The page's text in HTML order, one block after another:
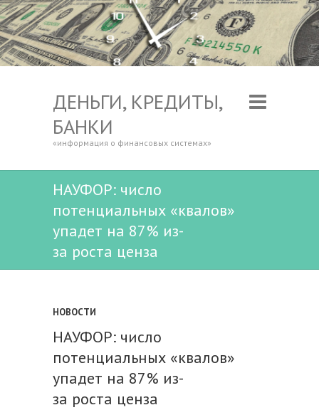
ДЕНЬГИ, КРЕДИТЫ,
БАНКИ
«информация о финансовых системах»
НАУФОР: число
потенциальных «квалов»
упадет на 87% из-
за роста ценза
НОВОСТИ
НАУФОР: число
потенциальных «квалов»
упадет на 87% из-
за роста ценза